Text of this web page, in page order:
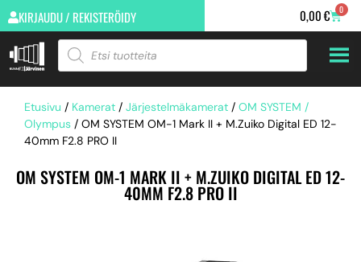
KIRJAUDU / REKISTERÖIDY 0,00€ 0
Etusivu / Kamerat / Järjestelmäkamerat / OM SYSTEM /
Olympus / OM SYSTEM OM-1 Mark II + M.Zuiko Digital ED 12-
40mm F2.8 PRO II
OM SYSTEM OM-1 MARK II + M.ZUIKO DIGITAL ED 12-
40MM F2.8 PRO II